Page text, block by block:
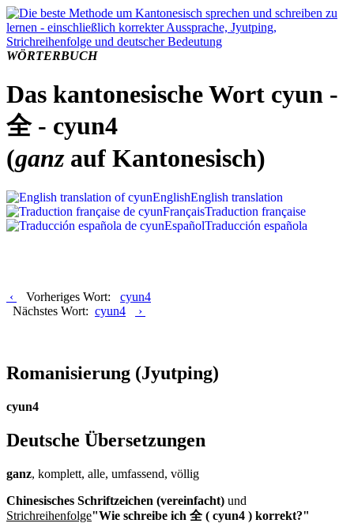
WÖRTERBUCH
Das kantonesische Wort cyun -
全 - cyun4
(ganzauf Kantonesisch)
EnglishEnglish translation
FrançaisTraduction française
EspañolTraducción española
‹ Vorheriges Wort: cyun4
Nächstes Wort: cyun4 ›
Romanisierung (Jyutping)
cyun4
Deutsche Übersetzungen
ganz, komplett, alle, umfassend, völlig
Chinesisches Schriftzeichen (vereinfacht) und
Strichreihenfolge"Wie schreibe ich 全 ( cyun4 ) korrekt?"